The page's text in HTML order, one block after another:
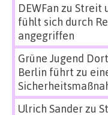
DEWFan zu Streit
fühlt sich durch
angegriffen
Grüne Jugend
Berlin führt zu
Ulrich Sanderzu